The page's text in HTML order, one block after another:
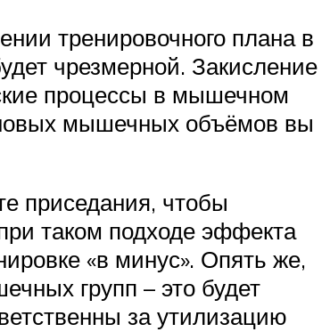
тренировочного плана в
чрезмерной. Закисление
процессы в мышечном
мышечных объёмов вы
приседания, чтобы
таком подходе эффекта
«в минус». Опять же,
групп – это будет
за утилизацию